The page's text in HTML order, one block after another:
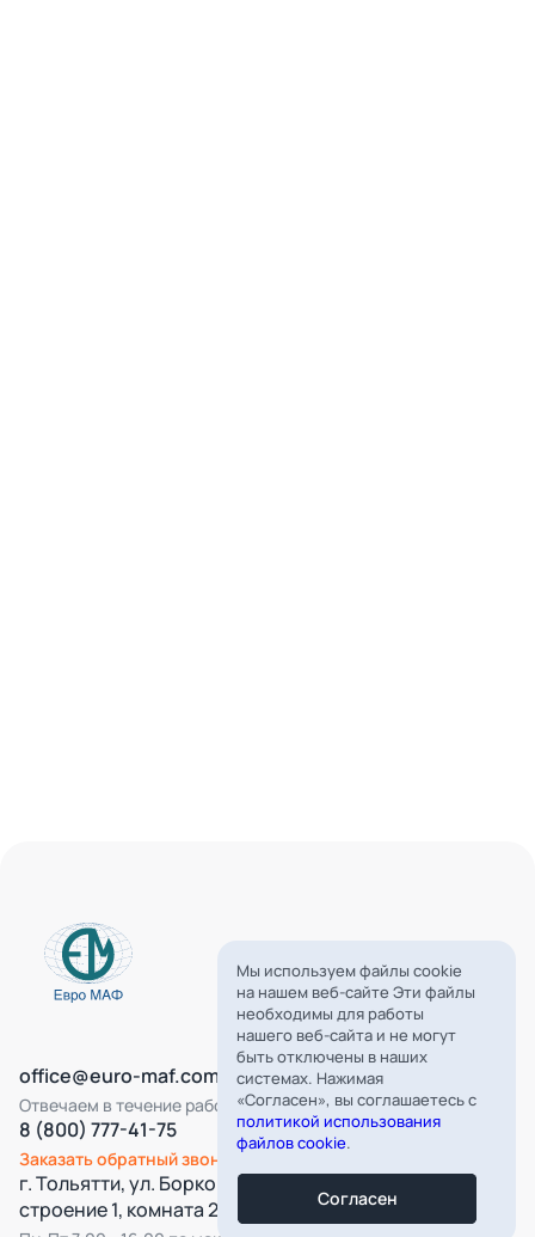
office@euro-maf.com
Отвечаем в течение рабочего дня
8 (800) 777-41-75
Заказать обратный звонок
г. Тольятти, ул. Борковская, д. 16,
строение 1, комната 22
Мы используем файлы cookie
на нашем веб-сайте Эти файлы
необходимы для работы
нашего веб-сайта и не могут
быть отключены в наших
системах. Нажимая
«Согласен», вы соглашаетесь с
политикой использования
файлов cookie.
Согласен